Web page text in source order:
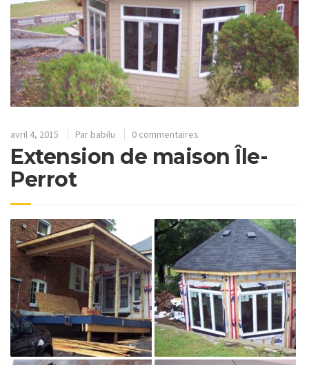
avril 4, 2015 Par babilu 0 commentaires
Extension de maison Île-
Perrot